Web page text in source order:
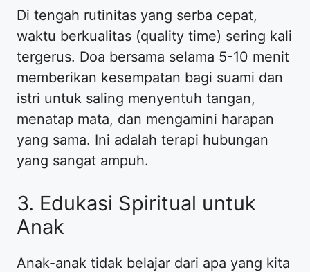
Di tengah rutinitas yang serba cepat,
waktu berkualitas (quality time) sering kali
tergerus. Doa bersama selama 5-10 menit
memberikan kesempatan bagi suami dan
istri untuk saling menyentuh tangan,
menatap mata, dan mengamini harapan
yang sama. Ini adalah terapi hubungan
yang sangat ampuh.
3. Edukasi Spiritual untuk
Anak
Anak-anak tidak belajar dari apa yang kita